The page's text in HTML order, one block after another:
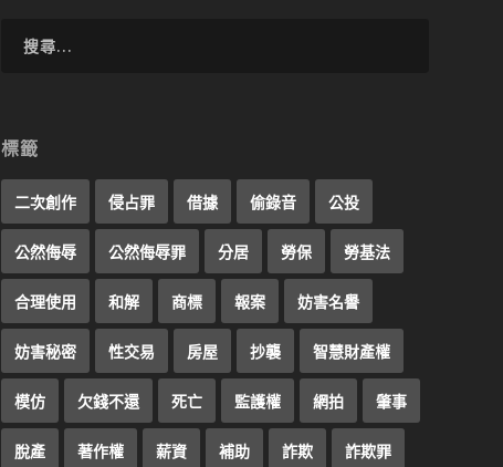
標籤
二次創作 侵占罪 借據 偷錄音 公投
公然侮辱 公然侮辱罪 分居 勞保 勞基法
合理使用 和解 商標 報案 妨害名譽
妨害秘密 性交易 房屋 抄襲 智慧財產權
模仿 欠錢不還 死亡 監護權 網拍 肇事
脫產 著作權 薪資 補助 詐欺 詐欺罪